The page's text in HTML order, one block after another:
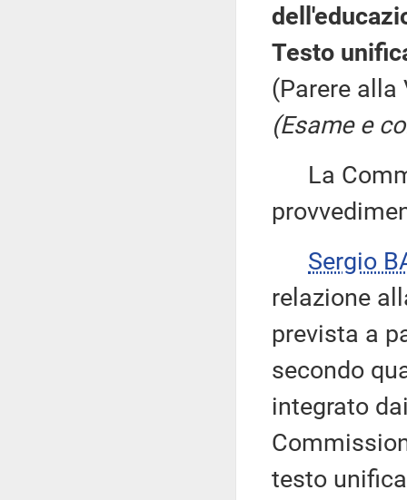
Testo
(Parere alla
(Esame e
La
Sergio
relazione
prevista a
secondo
integrato
testo